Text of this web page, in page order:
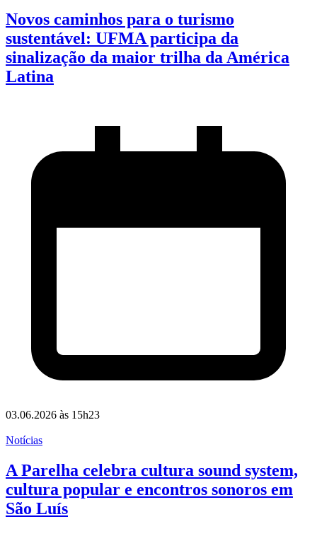
Novos caminhos para o turismo
sustentável: UFMA participa da
sinalização da maior trilha da América
Latina
03.06.2026 às 15h23
Notícias
A Parelha celebra cultura sound system,
cultura popular e encontros sonoros em
São Luís